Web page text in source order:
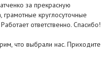
за прекрасную
круглосуточные
ответственно. Спасибо!
что выбрали нас. Приходите